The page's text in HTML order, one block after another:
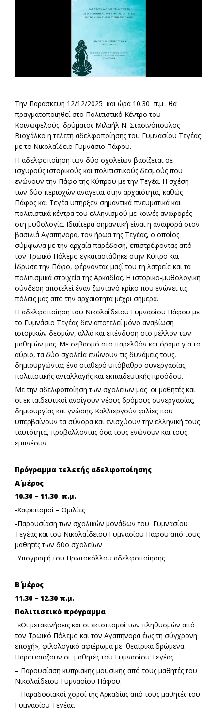
Την Παρασκευή 12/12/2025 και ώρα 10.30 π.μ. θα
πραγματοποιηθεί στο Πολιτιστικό Κέντρο του
Κοινωφελούς Ιδρύματος Μιλαήλ Ν. Στασινόπουλος-
Βιοχάλκο η τελετή αδελφοποίησης του Γυμνασίου Τεγέας
με το Νικολαΐδειο Γυμνάσιο Πάφου.
Η αδελφοποίηση των δύο σχολείων βασίζεται σε
ισχυρούς ιστορικούς και πολιτιστικούς δεσμούς που
ενώνουν την Πάφο της Κύπρου με την Τεγέα. Η σχέση
των δύο περιοχών ανάγεται στην αρχαιότητα, καθώς
Πάφος και Τεγέα υπήρξαν σημαντικά πνευματικά και
πολιτιστικά κέντρα του ελληνισμού με κοινές αναφορές
στη μυθολογία. Ιδιαίτερα σημαντική είναι η αναφορά στον
βασιλιά Αγαπήνορα, τον ήρωα της Τεγέας, ο οποίος
σύμφωνα με την αρχαία παράδοση, επιστρέφοντας από
τον Τρωικό Πόλεμο εγκαταστάθηκε στην Κύπρο και
ίδρυσε την Πάφο, φέρνοντας μαζί του τη λατρεία και τα
πολιτισμικά στοιχεία της Αρκαδίας. Η ιστορικο-μυθολογική
σύνδεση αποτελεί έναν ζωντανό κρίκο που ενώνει τις
πόλεις μας από την αρχαιότητα μέχρι σήμερα.
Η αδελφοποίηση του Νικολαΐδειου Γυμνασίου Πάφου με
το Γυμνάσιο Τεγέας δεν αποτελεί μόνο αναβίωση
ιστορικών δεσμών, αλλά και επένδυση στο μέλλον των
μαθητών μας. Με σεβασμό στο παρελθόν και όραμα για το
αύριο, τα δύο σχολεία ενώνουν τις δυνάμεις τους,
δημιουργώντας ένα σταθερό υπόβαθρο συνεργασίας,
πολιτιστικής ανταλλαγής και εκπαιδευτικής προόδου.
Με την αδελφοποίηση των σχολείων μας οι μαθητές και
οι εκπαιδευτικοί ανοίγουν νέους δρόμους συνεργασίας,
δημιουργίας και γνώσης. Καλλιεργούν φιλίες που
υπερβαίνουν τα σύνορα και ενισχύουν την ελληνική τους
ταυτότητα, προβάλλοντας όσα τους ενώνουν και τους
εμπνέουν.
Πρόγραμμα τελετής αδελφοποίησης
Α΄ μέρος
10.30 – 11.30 π.μ.
-Χαιρετισμοί – Ομιλίες
-Παρουσίαση των σχολικών μονάδων του Γυμνασίου
Τεγέας και του Νικολαΐδειου Γυμνασίου Πάφου από τους
μαθητές των δύο σχολείων
-Υπογραφή του Πρωτοκόλλου αδελφοποίησης
Β΄ μέρος
11.30 – 12.30 π.μ.
Πολιτιστικό πρόγραμμα
-«Οι μετακινήσεις και οι εκτοπισμοί των πληθυσμών από
τον Τρωικό Πόλεμο και τον Αγαπήνορα έως τη σύγχρονη
εποχή», φιλολογικό αφιέρωμα με θεατρικά δρώμενα.
Παρουσιάζουν οι μαθητές του Γυμνασίου Τεγέας.
– Παρουσίαση κυπριακής μουσικής από τους μαθητές του
Νικολαΐδειου Γυμνασίου Πάφου.
– Παραδοσιακοί χοροί της Αρκαδίας από τους μαθητές του
Γυμνασίου Τεγέας.